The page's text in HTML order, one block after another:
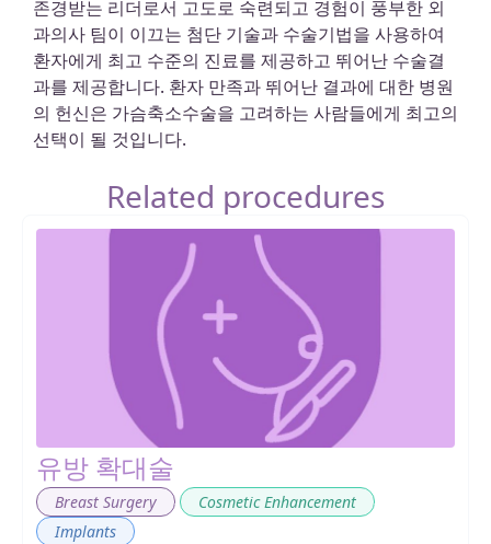
존경받는 리더로서 고도로 숙련되고 경험이 풍부한 외
과의사 팀이 이끄는 첨단 기술과 수술기법을 사용하여
환자에게 최고 수준의 진료를 제공하고 뛰어난 수술결
과를 제공합니다. 환자 만족과 뛰어난 결과에 대한 병원
의 헌신은 가슴축소수술을 고려하는 사람들에게 최고의
선택이 될 것입니다.
Related procedures
유방 확대술
Breast Surgery Cosmetic Enhancement
Implants